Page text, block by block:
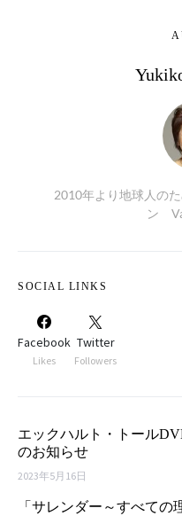
2010年より地球人の
ン
SOCIAL LINKS
Facebook
Likes
Twitter
Followers
エックハルト・トール
のお知らせ
2023年5月16日
「サレンダー～すべて